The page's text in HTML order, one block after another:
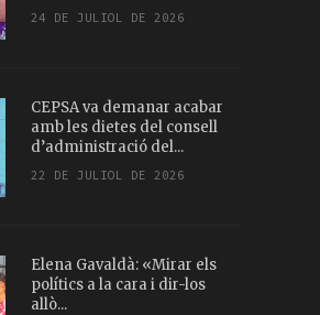
24 DE JULIOL DE 2026
CEPSA va demanar acabar
amb les dietes del consell
d’administració del...
22 DE JULIOL DE 2026
Elena Gavaldà: «Mirar els
polítics a la cara i dir-los
allò...